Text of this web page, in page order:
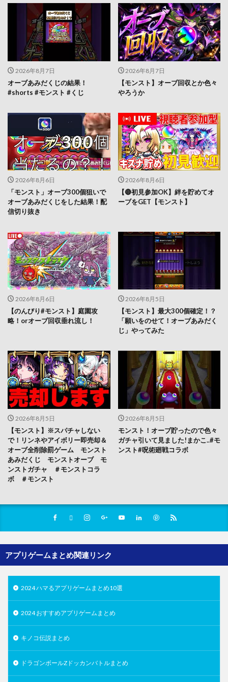
2026年8月7日
オーブあみだくじの結果！
#shorts #モンスト #くじ
2026年8月7日
【モンスト】オーブ回収とか色々
やろうか
2026年8月6日
「モンスト」オーブ300個狙いで
オーブあみだくじをした結果！配
信切り抜き
2026年8月6日
【🔴初見参加OK】絆を貯めてオ
ーブをGET【モンスト】
2026年8月6日
【のんびり#モンスト】庭園攻
略！orオーブ回収垂れ流し！
2026年8月5日
【モンスト】最大300個確定！？
「願いをのせて！オーブあみだく
じ」やってみた
2026年8月5日
【モンスト】※スパチャしない
で！リンネやアイボリー即売却＆
オーブ全削除罰ゲーム モンスト
あみだくじ モンストオーブ モ
ンストガチャ ＃モンストコラ
ボ ＃モンスト
2026年8月5日
モンスト！オーブ貯ったので色々
ガチャ引いて見ました!まかこ..#モ
ンスト#呪術廻戦コラボ
アプリゲームまとめ関連リンク
2024 ハマるアプリゲームまとめ10選
2024 おすすめアプリゲームまとめ
キノコ伝説まとめ
ドラゴンボールZドッカンバトルまとめ